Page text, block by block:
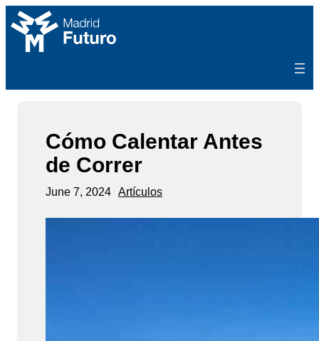
Skip
to
content
Cómo Calentar Antes
de Correr
June 7, 2024 Artículos